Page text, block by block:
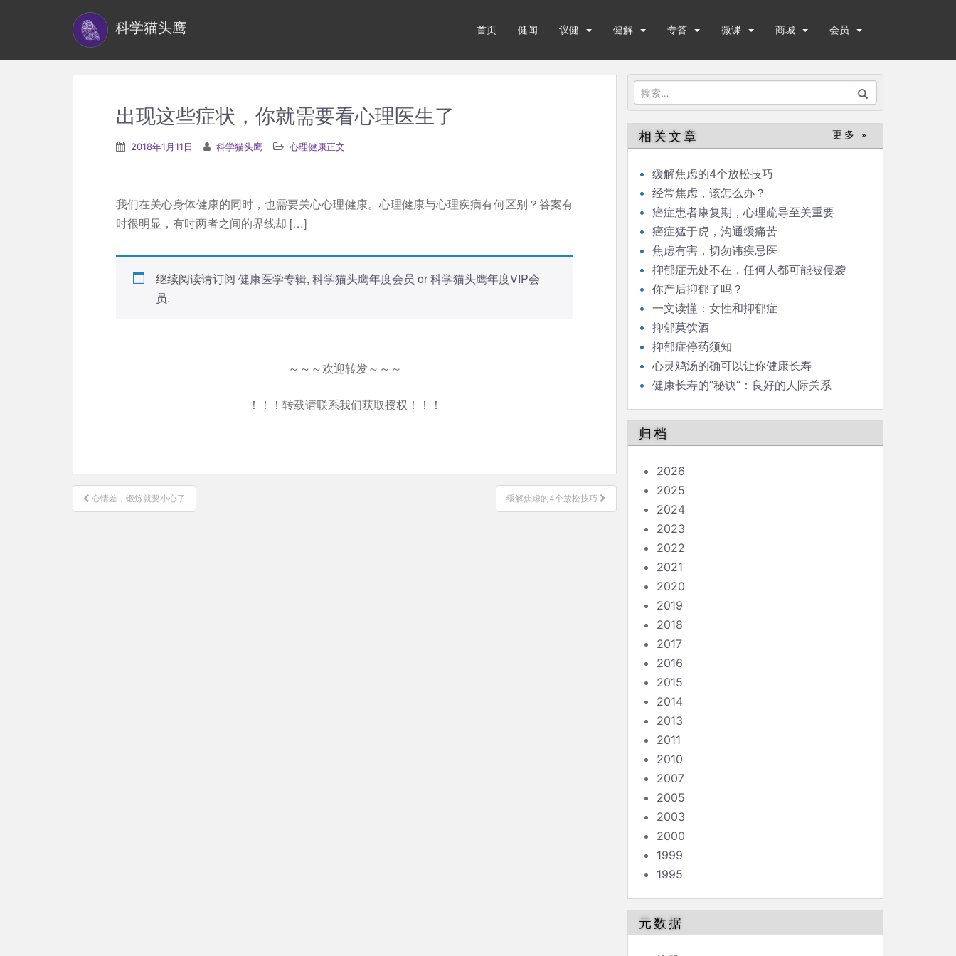
科学猫头鹰 首页 健闻 议健 健解 专答 微课 商城 会员
搜
索：
出现这些症状，你就需要看心理医生了
2018年1月11日 科学猫头鹰 心理健康正文
我们在关心身体健康的同时，也需要关心心理健康。心理健康与心理疾病有何区别？答案有
时很明显，有时两者之间的界线却 […]
继续阅读请订阅 健康医学专辑, 科学猫头鹰年度会员 or科学猫头鹰年度VIP会
员.
～～～欢迎转发～～～
！！！转载请联系我们获取授权！！！
文
章
心情差，锻炼就要小心了 缓解焦虑的4个放松技巧
相关文章 更多 »
缓解焦虑的4个放松技巧
经常焦虑，该怎么办？
癌症患者康复期，心理疏导至关重要
癌症猛于虎，沟通缓痛苦
焦虑有害，切勿讳疾忌医
抑郁症无处不在，任何人都可能被侵袭
你产后抑郁了吗？
一文读懂：女性和抑郁症
抑郁莫饮酒
抑郁症停药须知
心灵鸡汤的确可以让你健康长寿
健康长寿的“秘诀”：良好的人际关系
归档
2026
2025
2024
2023
2022
2021
2020
2019
2018
2017
2016
2015
2014
2013
2011
2010
2007
2005
2003
2000
1999
1995
元数据